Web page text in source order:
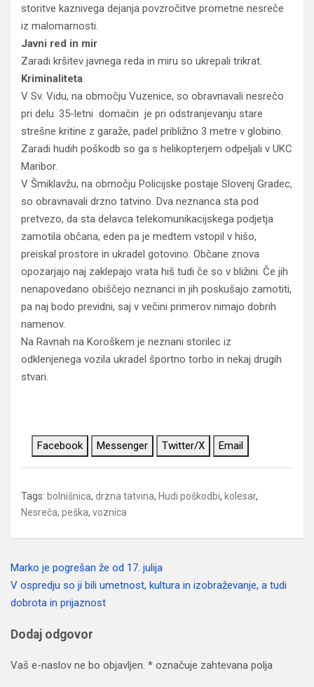
storitve kaznivega dejanja povzročitve prometne nesreče
iz malomarnosti.
Javni red in mir
Zaradi kršitev javnega reda in miru so ukrepali trikrat.
Kriminaliteta
V Sv. Vidu, na območju Vuzenice, so obravnavali nesrečo
pri delu. 35-letni domačin je pri odstranjevanju stare
strešne kritine z garaže, padel približno 3 metre v globino.
Zaradi hudih poškodb so ga s helikopterjem odpeljali v UKC
Maribor.
V Šmiklavžu, na območju Policijske postaje Slovenj Gradec,
so obravnavali drzno tatvino. Dva neznanca sta pod
pretvezo, da sta delavca telekomunikacijskega podjetja
zamotila občana, eden pa je medtem vstopil v hišo,
preiskal prostore in ukradel gotovino. Občane znova
opozarjajo naj zaklepajo vrata hiš tudi če so v bližini. Če jih
nenapovedano obiščejo neznanci in jih poskušajo zamotiti,
pa naj bodo previdni, saj v večini primerov nimajo dobrih
namenov.
Na Ravnah na Koroškem je neznani storilec iz
odklenjenega vozila ukradel športno torbo in nekaj drugih
stvari.
Facebook Messenger Twitter/X Email
Tags: bolnišnica, drzna tatvina, Hudi poškodbi, kolesar,
Nesreča, peška, voznica
Navigacija
prispevka
Marko je pogrešan že od 17. julija
V ospredju so ji bili umetnost, kultura in izobraževanje, a tudi
dobrota in prijaznost
Dodaj odgovor
Vaš e-naslov ne bo objavljen. * označuje zahtevana polja